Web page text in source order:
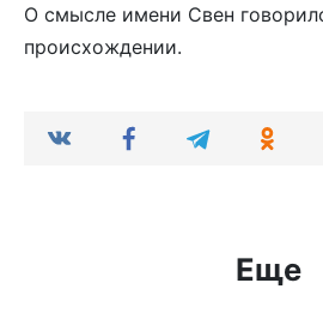
О смысле имени Свен
происхождении.
Еще